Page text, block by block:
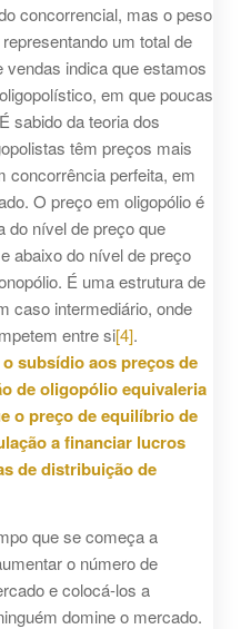
concorrencial, mas o peso
um total de
vendas indica que estamos
em que poucas
sabido da teoria dos
têm preços mais
concorrência perfeita, em
O preço em oligopólio é
do nível de preço que
abaixo do nível de preço
É uma estrutura de
caso intermediário, onde
entre si[4].
subsídio aos preços de
de oligopólio equivaleria
o preço de equilíbrio de
a financiar lucros
de distribuição de
que se começa a
o número de
e colocá-los a
domine o mercado.